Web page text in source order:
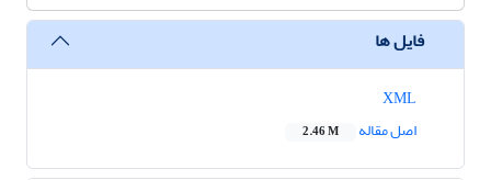
فایل ها
اصل مقاله
2.46 M